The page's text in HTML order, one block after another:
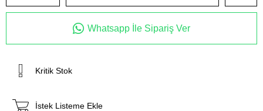
Whatsapp İle Sipariş Ver
Kritik Stok
İstek Listeme Ekle